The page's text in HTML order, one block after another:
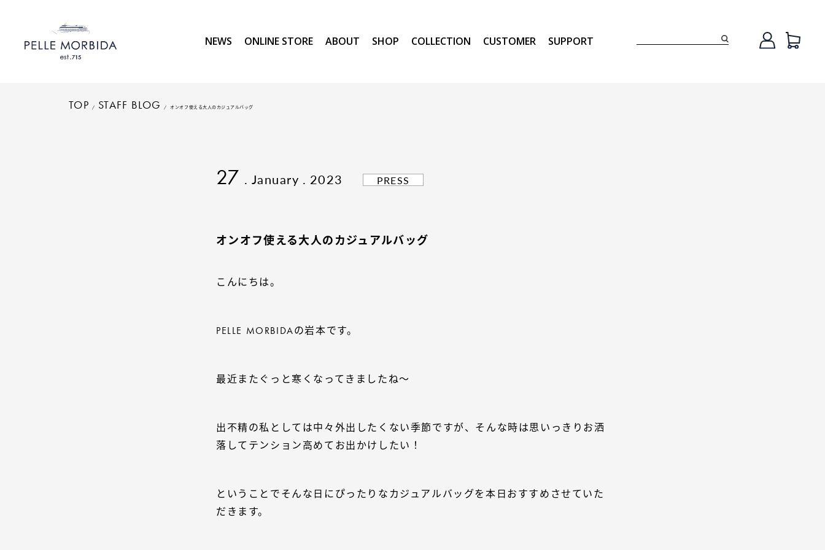
NEWS ONLINE STORE ABOUT SHOP COLLECTION CUSTOMER SUPPORT
TOP STAFF BLOG オンオフ使える大人のカジュアルバッグ
27 . January . 2023 PRESS
オンオフ使える大人のカジュアルバッグ
こんにちは。
PELLE MORBIDAの岩本です。
最近またぐっと寒くなってきましたね～
出不精の私としては中々外出したくない季節ですが、そんな時は思いっきりお洒
落してテンション高めてお出かけしたい！
ということでそんな日にぴったりなカジュアルバッグを本日おすすめさせていた
だきます。